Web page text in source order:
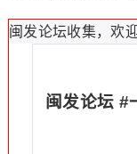
闽发论坛收集，欢
闽发论坛 #